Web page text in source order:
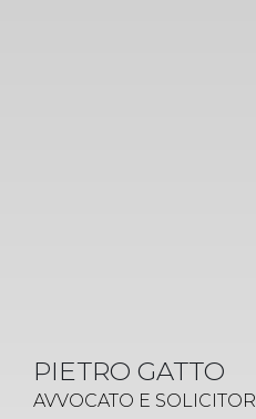
PIETRO GATTO
AVVOCATO E SOLICITOR